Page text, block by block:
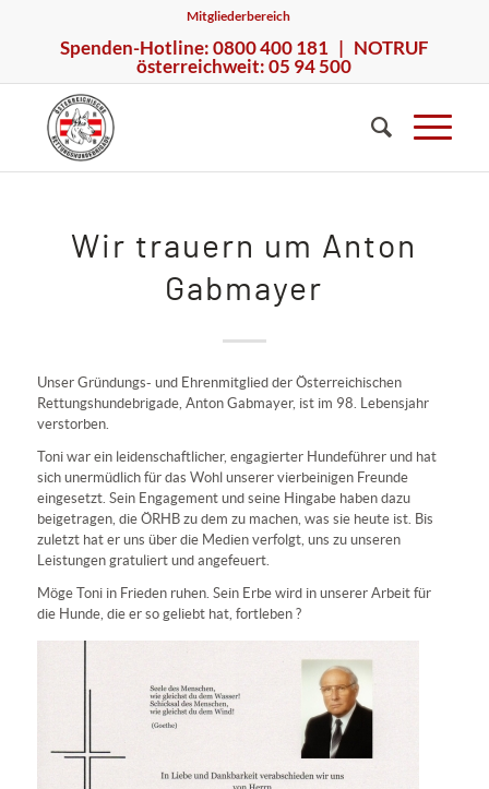
Mitgliederbereich
Spenden-Hotline: 0800 400 181 | NOTRUF
österreichweit: 05 94 500
Wir trauern um Anton
Gabmayer
Unser Gründungs- und Ehrenmitglied der Österreichischen
Rettungshundebrigade, Anton Gabmayer, ist im 98. Lebensjahr
verstorben.
Toni war ein leidenschaftlicher, engagierter Hundeführer und hat
sich unermüdlich für das Wohl unserer vierbeinigen Freunde
eingesetzt. Sein Engagement und seine Hingabe haben dazu
beigetragen, die ÖRHB zu dem zu machen, was sie heute ist. Bis
zuletzt hat er uns über die Medien verfolgt, uns zu unseren
Leistungen gratuliert und angefeuert.
Möge Toni in Frieden ruhen. Sein Erbe wird in unserer Arbeit für
die Hunde, die er so geliebt hat, fortleben ?️